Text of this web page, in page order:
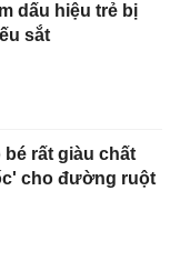
dấu hiệu trẻ bị
sắt
bé rất giàu chất
cho đường ruột